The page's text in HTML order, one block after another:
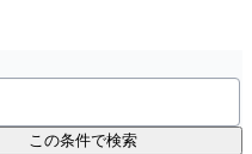
この条件で検索